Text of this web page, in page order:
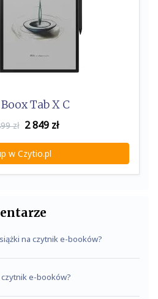
Tab X C
zł 2 849zł
w Czytio.pl
na czytnik e-booków?
czytnik e-booków?